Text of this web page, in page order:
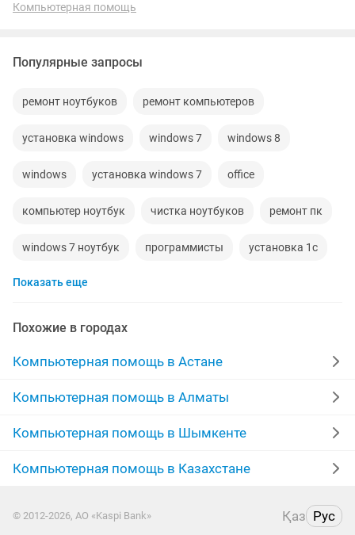
Компьютерная помощь
Популярные запросы
ремонт ноутбуков ремонт компьютеров
установка windows windows 7 windows 8
windows установка windows 7 office
компьютер ноутбук чистка ноутбуков ремонт пк
windows 7 ноутбук программисты установка 1с
установка программ на компьютер
установка антивируса windows office
переустановка windows microsoft windows
госзакупки ремонт компьютеров ноутбуков
установка office переустановка
Показать еще
Похожие в городах
Компьютерная помощь в Астане
Компьютерная помощь в Алматы
Компьютерная помощь в Шымкенте
Компьютерная помощь в Казахстане
© 2012-2026, АО «Kaspi Bank» Қаз Рус